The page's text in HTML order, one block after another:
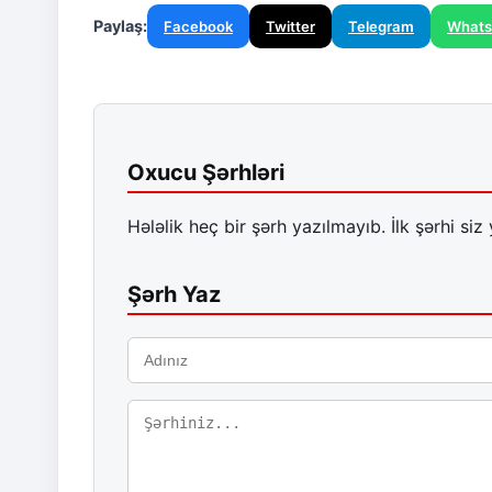
Paylaş: Facebook Twitter Telegram
Oxucu Şərhləri
Hələlik heç bir şərh yazılmayıb. İlk şərhi siz
Şərh Yaz